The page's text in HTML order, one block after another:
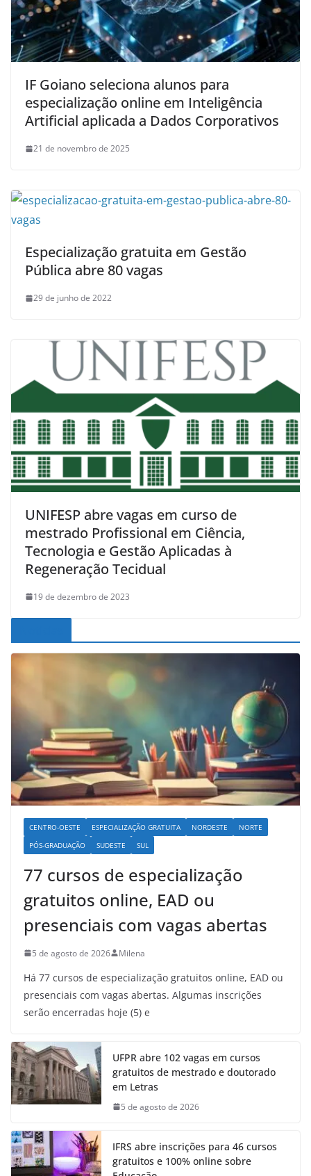
IF Goiano seleciona alunos para
especialização online em Inteligência
Artificial aplicada a Dados Corporativos
21 de novembro de 2025
Especialização gratuita em Gestão
Pública abre 80 vagas
29 de junho de 2022
UNIFESP abre vagas em curso de
mestrado Profissional em Ciência,
Tecnologia e Gestão Aplicadas à
Regeneração Tecidual
19 de dezembro de 2023
CENTRO-OESTE ESPECIALIZAÇÃO GRATUITA NORDESTE
NORTE
PÓS-GRADUAÇÃO
SUDESTE SUL
77 cursos de especialização
gratuitos online, EAD ou
presenciais com vagas abertas
5 de agosto de 2026 Milena
Há 77 cursos de especialização gratuitos online, EAD ou
presenciais com vagas abertas. Algumas inscrições
serão encerradas hoje (5) e
UFPR abre 102 vagas em cursos
gratuitos de mestrado e doutorado
em Letras
5 de agosto de 2026
IFRS abre inscrições para 46 cursos
gratuitos e 100% online sobre